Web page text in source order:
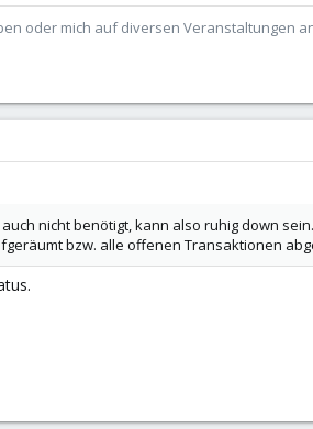
oder mich auf diversen Veranstaltungen
nicht benötigt, kann also ruhig down
bzw. alle offenen Transaktionen